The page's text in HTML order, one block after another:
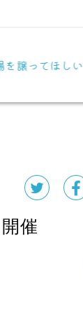
を譲ってほしい
催